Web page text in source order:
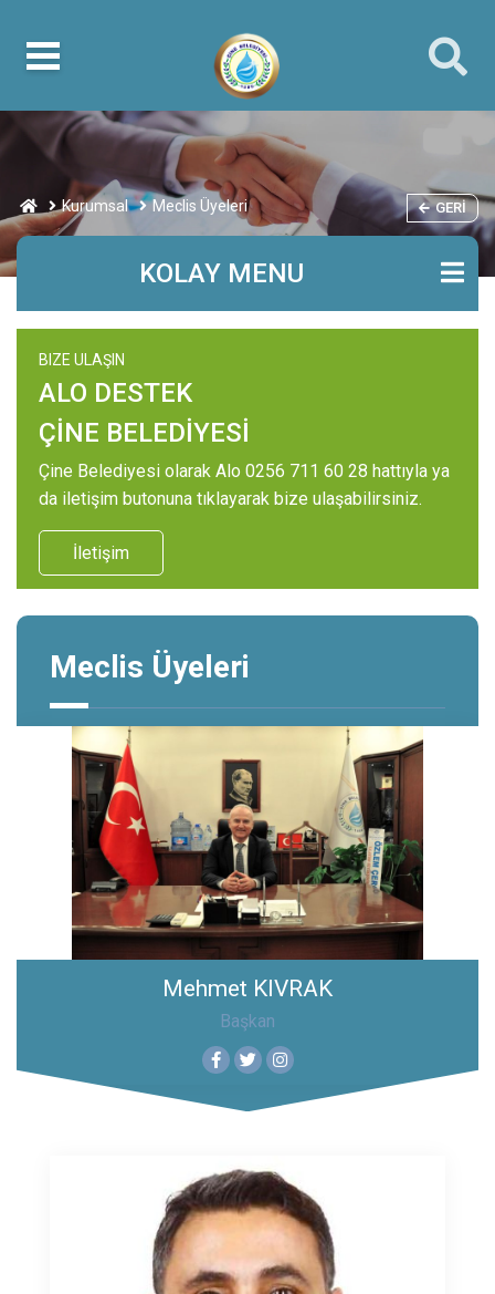
Kurumsal Meclis Üyeleri GERI
KOLAY MENU
BIZE ULAŞIN
ALO DESTEK
ÇİNE BELEDİYESİ
Çine Belediyesi olarak Alo 0256 711 60 28 hattıyla ya
da iletişim butonuna tıklayarak bize ulaşabilirsiniz.
İletişim
Meclis Üyeleri
Mehmet KIVRAK
Başkan